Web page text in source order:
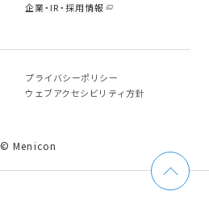
企業・IR・採用情報
プライバシーポリシー
ウェブアクセシビリティ方針
© Menicon